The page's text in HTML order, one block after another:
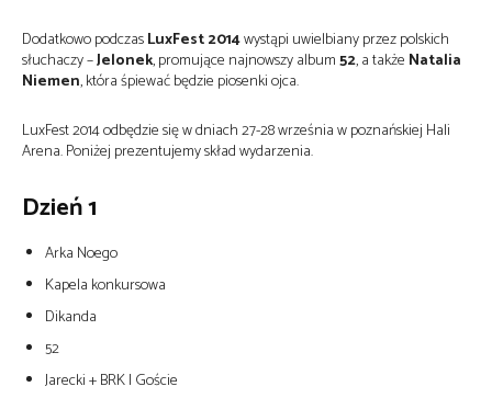
Dodatkowo podczasLuxFest 2014wystąpi uwielbiany przez polskich
słuchaczy –Jelonek, promujące najnowszy album52, a także Natalia
Niemen, która śpiewać będzie piosenki ojca.
LuxFest 2014 odbędzie się w dniach 27-28 września w poznańskiej Hali
Arena. Poniżej prezentujemy skład wydarzenia.
Dzień 1
Arka Noego
Kapela konkursowa
Dikanda
52
Jarecki + BRK I Goście